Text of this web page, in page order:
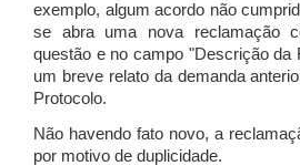
exemplo, algum acordo não
se abra uma nova reclamação
questão e no campo "Descrição da
um breve relato da demanda
Protocolo.
Não havendo fato novo, a
por motivo de duplicidade.